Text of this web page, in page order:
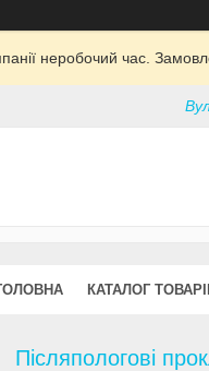
неробочий час.
КАТАЛОГ
Післяпологові